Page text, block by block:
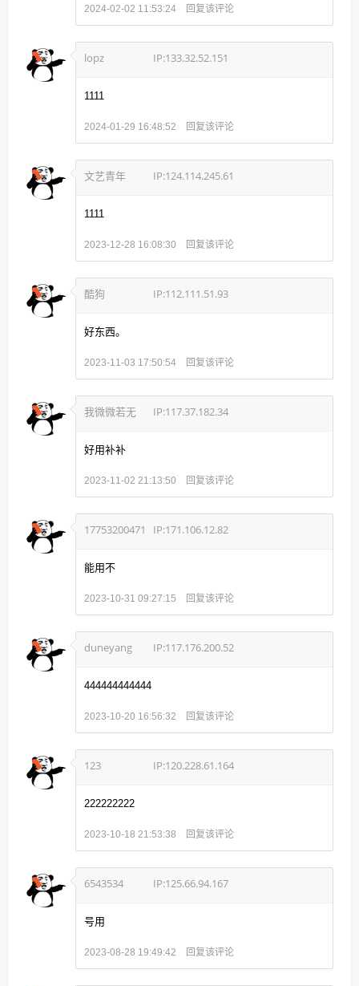
2024-02-02 11:53:24 回复该评论
lopz IP:133.32.52.151
1111
2024-01-29 16:48:52 回复该评论
文艺青年 IP:124.114.245.61
1111
2023-12-28 16:08:30 回复该评论
酷狗 IP:112.111.51.93
好东西。
2023-11-03 17:50:54 回复该评论
我微微若无 IP:117.37.182.34
好用补补
2023-11-02 21:13:50 回复该评论
17753200471 IP:171.106.12.82
能用不
2023-10-31 09:27:15 回复该评论
duneyang IP:117.176.200.52
444444444444
2023-10-20 16:56:32 回复该评论
123 IP:120.228.61.164
222222222
2023-10-18 21:53:38 回复该评论
6543534 IP:125.66.94.167
号用
2023-08-28 19:49:42 回复该评论